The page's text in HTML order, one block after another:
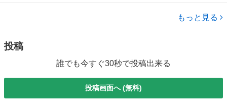
名： 日産 ■ 車種名： モコ ■ グレード名： Ｓ キーレス 電
格ミラー 前後ドライブレコーダー フル装備 Ｗエアバッグ ベン
もっと見る
投稿
誰でも今すぐ30秒で投稿出来る
投稿画面へ (無料)